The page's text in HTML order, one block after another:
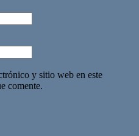
y sitio web en este
comente.